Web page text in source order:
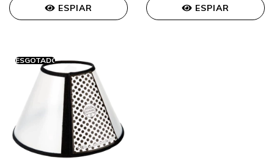
ESPIAR ESPIAR
ESGOTADO